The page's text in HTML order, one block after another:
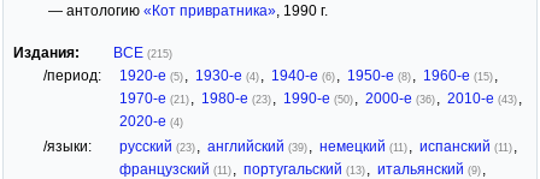
— антологию «Кот привратника», 1990 г.
Издания: ВСЕ (215)
/период: 1920-е (5) 1930-е (4) 1940-е (6) 1950-е (8) 1960-е (15)
1970-е (21) 1980-е (23) 1990-е (50) 2000-е (36) 2010-е (43)
2020-е (4)
/языки: русский (23) английский (39) немецкий (11) испанский (11)
французский (11) португальский (13) итальянский (9)